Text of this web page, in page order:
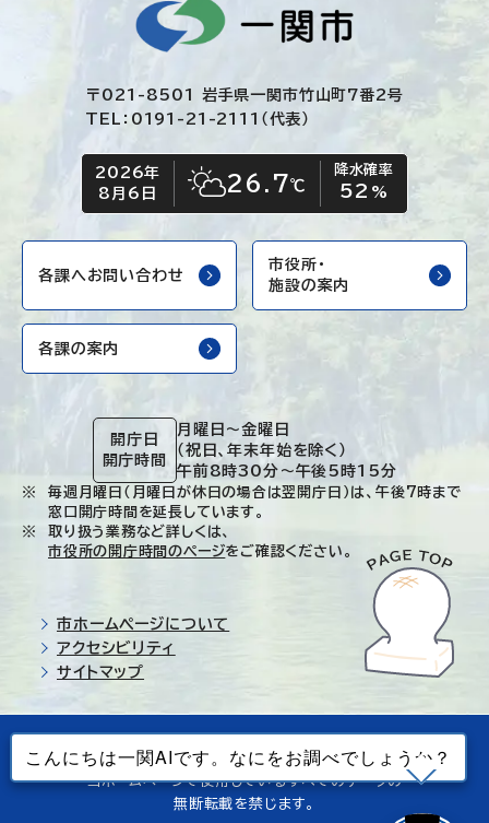
〒021-8501 岩手県一関市竹山町7番2号
TEL：0191-21-2111（代表）
今日の日付
2026年
8月6日
今日の天気
晴れ時々くもり
26.7℃
降水確率
52 %
各課へお問い合わせ
市役所・
施設の案内
各課の案内
開庁日
開庁時間
月曜日～金曜日
（祝日、年末年始を除く）
午前8時30分～午後5時15分
毎週月曜日（月曜日が休日の場合は翌開庁日）は、午後7時まで
窓口開庁時間を延長しています。
取り扱う業務など詳しくは、
市役所の開庁時間のページをご確認ください。
市ホームページについて
アクセシビリティ
サイトマップ
© Ichinoseki-city. All rights reserved.
当ホームページで使用しているすべてのデータの
無断転載を禁じます。